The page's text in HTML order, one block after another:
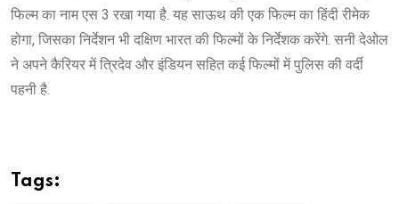
फिल्म का नाम एस 3 रखा गया है. यह साऊथ की एक फिल्म का हिंदी रीमेक
होगा, जिसका निर्देशन भी दक्षिण भारत की फिल्मों के निर्देशक करेंगे. सनी देओल
ने अपने कैरियर में त्रिदेव और इंडियन सहित कई फिल्मों में पुलिस की वर्दी
पहनी है.
Tags: